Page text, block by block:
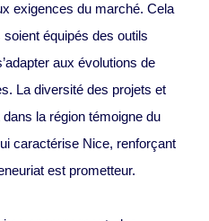
exigences du marché. Cela
équipés des outils
aux évolutions de
La diversité des projets et
la région témoigne du
caractérise Nice, renforçant
est prometteur.